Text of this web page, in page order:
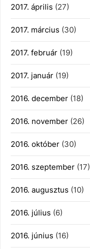
2017. április (27)
2017. március (30)
2017. február (19)
2017. január (19)
2016. december (18)
2016. november (26)
2016. október (30)
2016. szeptember (17)
2016. augusztus (10)
2016. július (6)
2016. június (16)